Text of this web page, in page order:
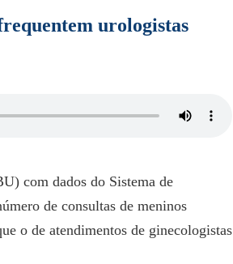
urologistas
com dados do Sistema de
de consultas de meninos
o de atendimentos de ginecologistas